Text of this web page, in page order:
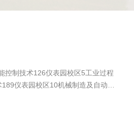
控制技术126仪表园校区5工业过程
仪表园校区10机械制造及自动化